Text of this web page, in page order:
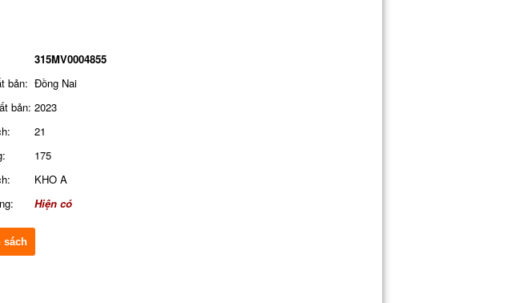
315MV0004855
bản: Đồng Nai
bản: 2023
21
175
KHO A
Hiện có
sách